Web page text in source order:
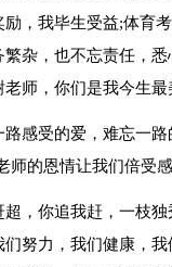
，我毕生受益;体育
杂，也不忘责任，
师，你们是我今生最
感受的爱，难忘一
的恩情让我们倍受
，你追我赶，一枝
努力，我们健康，